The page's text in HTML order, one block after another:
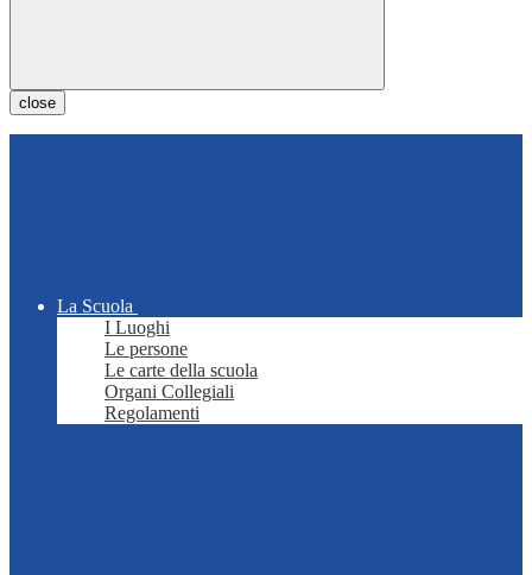
close
La Scuola
I Luoghi
Le persone
Le carte della scuola
Organi Collegiali
Regolamenti